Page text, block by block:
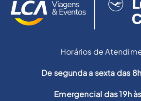
Horários de
De segunda a sexta das
Emergencial das 19h